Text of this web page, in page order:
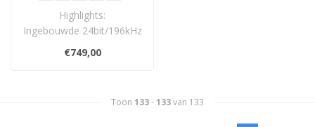
Highlights:
Ingebouwde 24bit/196kHz
D/A-converter
Asynchrone XMOS USB-B
€749,00
Toon 133- 133van 133